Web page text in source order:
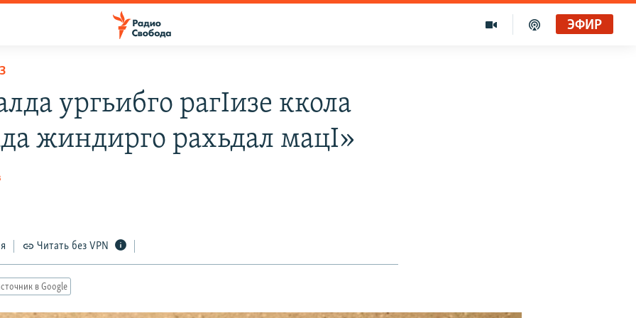
ЭФИР
ургьибго рагIизе ккола
жиндирго рахьдал мацI»
Читать без VPN
в Google